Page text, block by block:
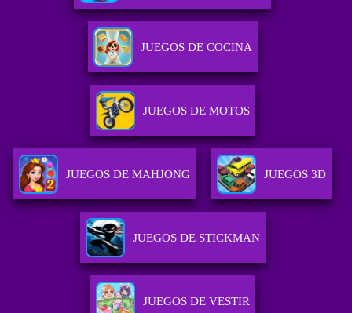
JUEGOS DE COCINA
JUEGOS DE MOTOS
JUEGOS DE MAHJONG JUEGOS 3D
JUEGOS DE STICKMAN
JUEGOS DE VESTIR